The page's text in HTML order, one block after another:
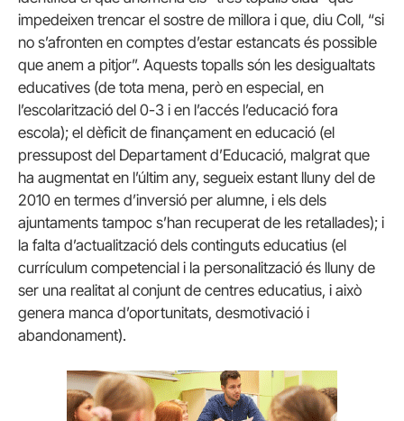
impedeixen trencar el sostre de millora i que, diu Coll, “si
no s’afronten en comptes d’estar estancats és possible
que anem a pitjor”. Aquests topalls són les desigualtats
educatives (de tota mena, però en especial, en
l’escolarització del 0-3 i en l’accés l’educació fora
escola); el dèficit de finançament en educació (el
pressupost del Departament d’Educació, malgrat que
ha augmentat en l’últim any, segueix estant lluny del de
2010 en termes d’inversió per alumne, i els dels
ajuntaments tampoc s’han recuperat de les retallades); i
la falta d’actualització dels continguts educatius (el
currículum competencial i la personalització és lluny de
ser una realitat al conjunt de centres educatius, i això
genera manca d’oportunitats, desmotivació i
abandonament).